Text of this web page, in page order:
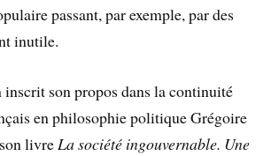
passant, par exemple, par des
inutile.
son propos dans la continuité
en philosophie politique Grégoire
son livreLa société ingouvernable. Une